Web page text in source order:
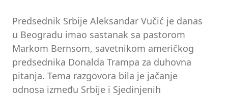
Predsednik Srbije Aleksandar Vučić je danas
u Beogradu imao sastanak sa pastorom
Markom Bernsom, savetnikom američkog
predsednika Donalda Trampa za duhovna
pitanja. Tema razgovora bila je jačanje
odnosa između Srbije i Sjedinjenih